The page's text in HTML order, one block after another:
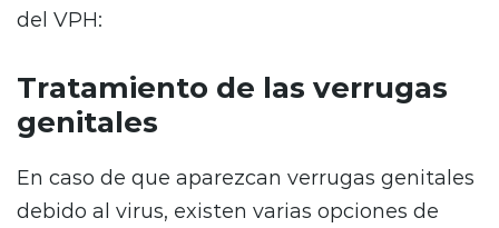
del VPH:
Tratamiento de las verrugas
genitales
En caso de que aparezcan verrugas genitales
debido al virus, existen varias opciones de